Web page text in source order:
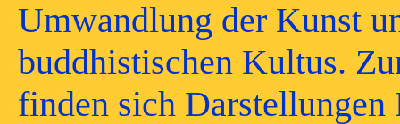
Umwandlung der Kunst
buddhistischen Kultus.
finden sich Darstellungen